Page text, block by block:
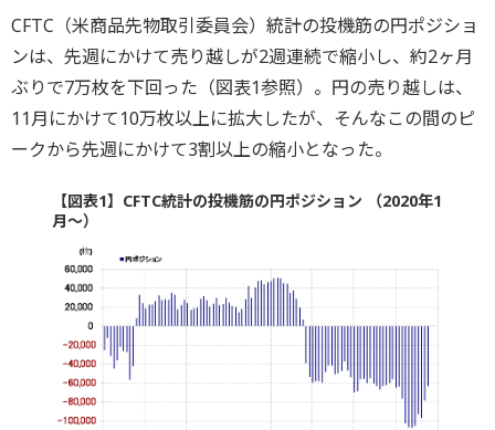
CFTC（米商品先物取引委員会）統計の投機筋の円ポジショ
ンは、先週にかけて売り越しが2週連続で縮小し、約2ヶ月
ぶりで7万枚を下回った（図表1参照）。円の売り越しは、
11月にかけて10万枚以上に拡大したが、そんなこの間のピ
ークから先週にかけて3割以上の縮小となった。
【図表1】CFTC統計の投機筋の円ポジション （2020年1
月～）